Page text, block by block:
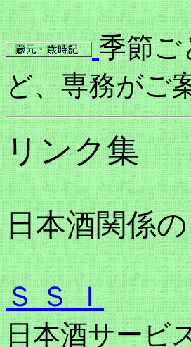
季節ご
ど、専務がご
リンク集
日本酒関係
Ｓ Ｓ Ｉ
日本酒サービ